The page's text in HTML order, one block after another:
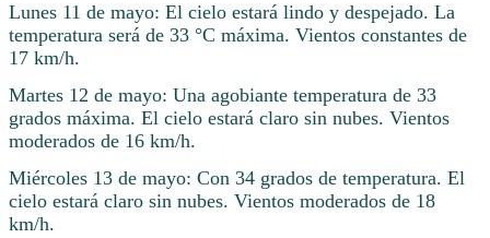
Lunes 11 de mayo: El cielo estará lindo y despejado. La
temperatura será de 33 °C máxima. Vientos constantes de
17 km/h.
Martes 12 de mayo: Una agobiante temperatura de 33
grados máxima. El cielo estará claro sin nubes. Vientos
moderados de 16 km/h.
Miércoles 13 de mayo: Con 34 grados de temperatura. El
cielo estará claro sin nubes. Vientos moderados de 18
km/h.